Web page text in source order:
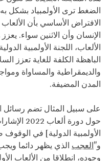
الضغط ترى الأولمبياد بشكل
الافتراض الأساسي بأن
الإنسان وأن الاثنين سواء.
الألعاب، اللجنة الأولمبية
الباهظة الكلفة للغاية تعزز
والديمقراطية والمساواة
المدن المضيفة.
على سبيل المثال تضم رسائل
حول دورة ألعاب 2022 الإشارات التقليدية إلى "
الأولمبية الدولية] في
و"العجب الذي يظهر دائما
وجوده، انطلاقا من الألعاب